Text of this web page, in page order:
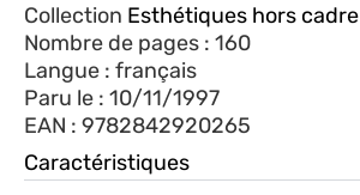
Collection Esthétiques hors cadre
Nombre de pages : 160
Langue : français
Paru le : 10/11/1997
EAN : 9782842920265
Caractéristiques